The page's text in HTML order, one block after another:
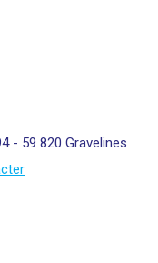
- 59 820 Gravelines